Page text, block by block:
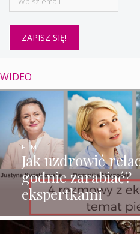
WIDEO
Jak uzdrowić
godnie zarabiać?
ekspertkami
FILM